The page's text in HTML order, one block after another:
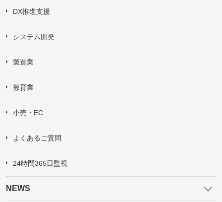
DX推進支援
システム開発
製造業
教育業
小売・EC
よくあるご質問
24時間365日監視
NEWS